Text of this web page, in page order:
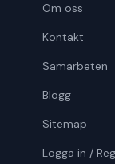
Om oss
Kontakt
Samarbeten
Blogg
Sitemap
Logga in /